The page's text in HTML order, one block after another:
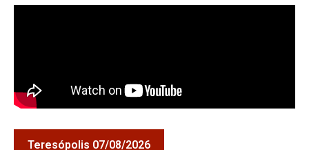
Teresópolis 07/08/2026